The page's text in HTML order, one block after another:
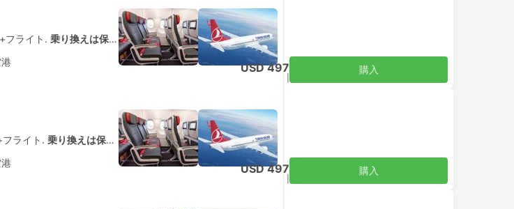
フライト. 乗り換えは保証されていません
USD 497 購入
ライト. 乗り換えは保証されていません
USD 497 購入